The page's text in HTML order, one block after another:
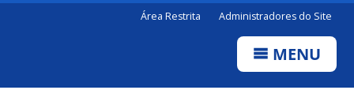
Área Restrita Administradores do Site
MENU